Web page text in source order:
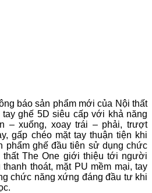
báo sản phẩm mới của Nội thất
ghế 5D siêu cấp với khả năng
– xuống, xoay trái – phải, trượt
gấp chéo mặt tay thuận tiện khi
phẩm ghế đầu tiên sử dụng chức
thất The One giới thiệu tới người
thoát, mặt PU mềm mại, tay
chức năng xứng đáng đầu tư khi